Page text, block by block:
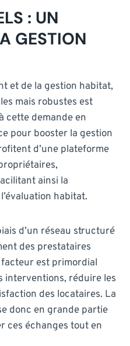
: UN
GESTION
et de la gestion habitat,
mais robustes est
cette demande en
pour booster la gestion
d’une plateforme
ainsi la
habitat.
d’un réseau structuré
des prestataires
est primordial
interventions, réduire les
des locataires. La
donc en grande partie
ces échanges tout en